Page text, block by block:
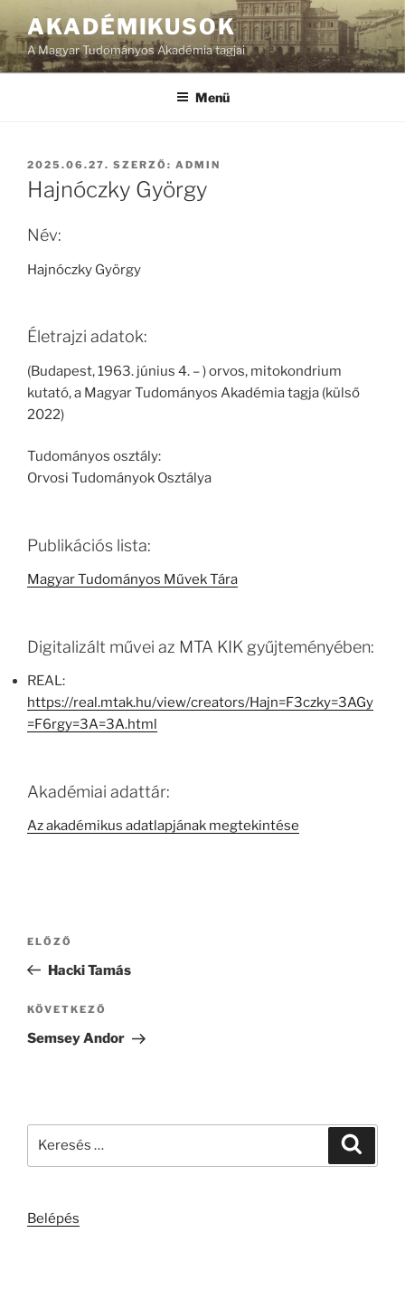
AKADÉMIKUSOK
A Magyar Tudományos Akadémia tagjai
Menü
BEKÜLDVE:
2025.06.27. SZERZŐ: ADMIN
Hajnóczky György
Név:
Hajnóczky György
Életrajzi adatok:
(Budapest, 1963. június 4. – ) orvos, mitokondrium
kutató, a Magyar Tudományos Akadémia tagja (külső
2022)
Tudományos osztály:
Orvosi Tudományok Osztálya
Publikációs lista:
Magyar Tudományos Művek Tára
Digitalizált művei az MTA KIK gyűjteményében:
REAL:
https://real.mtak.hu/view/creators/Hajn=F3czky=3AGy
=F6rgy=3A=3A.html
Akadémiai adattár:
Az akadémikus adatlapjának megtekintése
Bejegyzés
Korábbi
bejegyzés
ELŐZŐ
Hacki Tamás
Következő
bejegyzés
KÖVETKEZŐ
Semsey Andor
Belépés